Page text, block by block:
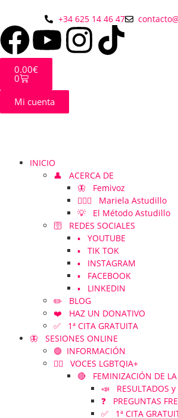
+34 625 14 46 47
0.00€
0
Mi cuenta
INICIO
👤 ACERCA DE
🦋 Femivoz
👱🏻‍♀️ Mariela Astudillo
💡 El Método Astudillo
🛜 REDES SOCIALES
▪️ YOUTUBE
▪️ TIK TOK
▪️ INSTAGRAM
▪️ FACEBOOK
▪️ LINKEDIN
✏️ BLOG
❤️ HAZ UN DONATIVO
✅ 1ª CITA GRATUITA
🦋 SESIONES ONLINE
🟢 INFORMACIÓN
🏳️‍🌈 VOCES LGBTQIA+
🔴 FEMINIZACIÓN DE LA
📣 RESULTADOS y
❓ PREGUNTAS
✅ 1ª CITA